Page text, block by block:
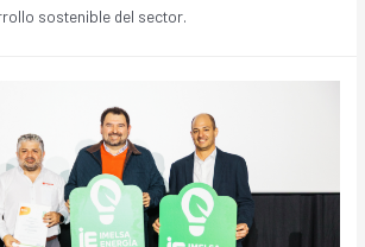
sostenible del sector.